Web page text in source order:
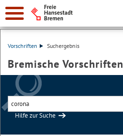
Vorschriften Suchergebnis
Bremische Vorschriften
Hilfe zur Suche